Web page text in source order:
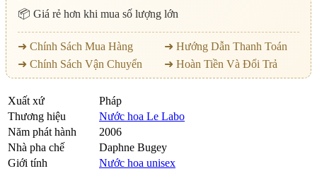
📦 Giá rẻ hơn khi mua số lượng lớn
➜ Chính Sách Mua Hàng
➜ Hướng Dẫn Thanh Toán
➜ Chính Sách Vận Chuyển
➜ Hoàn Tiền Và Đổi Trả
Xuất xứ
Pháp
Thương hiệu
Nước hoa Le Labo
Năm phát hành
2006
Nhà pha chế
Daphne Bugey
Giới tính
Nước hoa unisex